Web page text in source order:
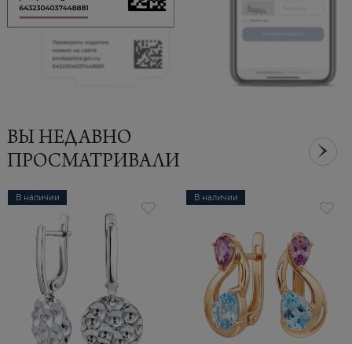
ВЫ НЕДАВНО
ПРОСМАТРИВАЛИ
В наличии В наличии